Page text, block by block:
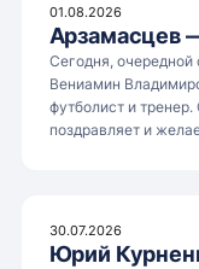
01.08.2026
Арзамасцев
Сегодня,
Вениамин
футболист и
поздравляет и
30.07.2026
Юрий